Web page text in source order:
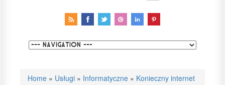
Home » Usługi » Informatyczne » Konieczny internet